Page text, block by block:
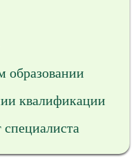
образовании
квалификации